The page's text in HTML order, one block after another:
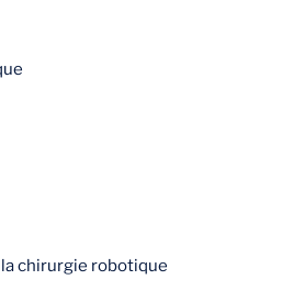
chirurgie robotique